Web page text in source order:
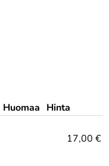
Huomaa Hinta
17,00 €